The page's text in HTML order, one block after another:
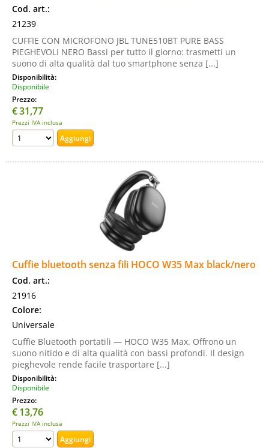
Cod. art.:
21239
CUFFIE CON MICROFONO JBL TUNE510BT PURE BASS
PIEGHEVOLI NERO Bassi per tutto il giorno: trasmetti un
suono di alta qualità dal tuo smartphone senza [...]
Disponibilità:
Disponibile
Prezzo:
€31,77
Prezzi IVA inclusa
Cuffie bluetooth senza fili HOCO W35 Max black/nero
Cod. art.:
21916
Colore:
Universale
Cuffie Bluetooth portatili — HOCO W35 Max. Offrono un
suono nitido e di alta qualità con bassi profondi. Il design
pieghevole rende facile trasportare [...]
Disponibilità:
Disponibile
Prezzo:
€13,76
Prezzi IVA inclusa